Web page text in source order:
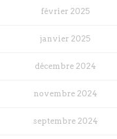
février 2025
janvier 2025
décembre 2024
novembre 2024
septembre 2024